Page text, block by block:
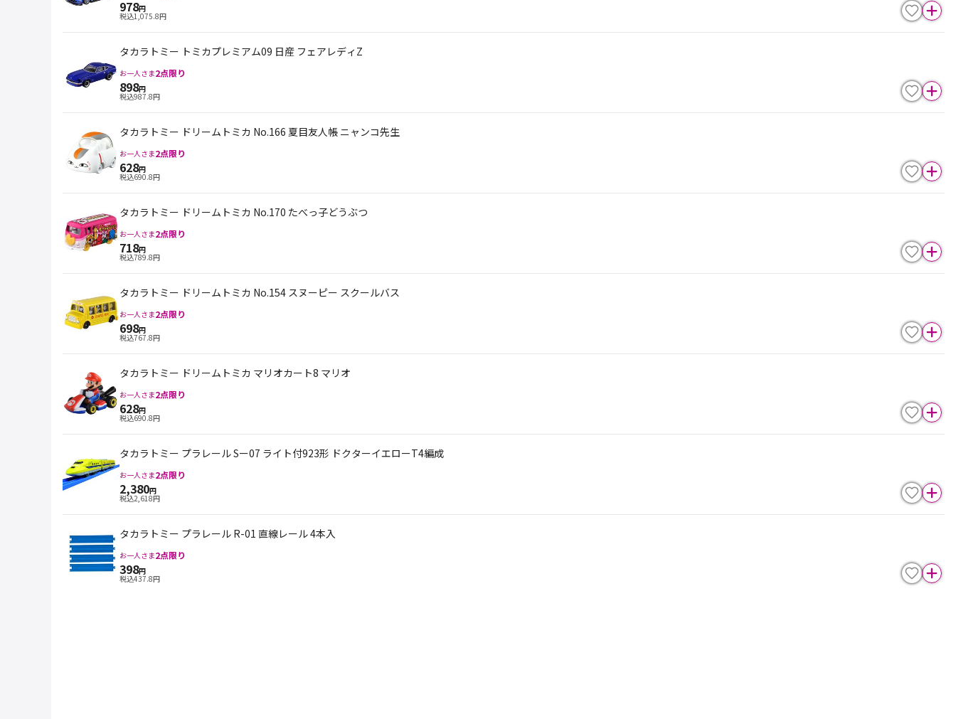
978円
税込1,075.8円
タカラトミー トミカプレミアム09 日産 フェアレディZ
お一人さま2点限り
898円
税込987.8円
タカラトミー ドリームトミカ No.166 夏目友人帳 ニャンコ先生
お一人さま2点限り
628円
税込690.8円
タカラトミー ドリームトミカ No.170 たべっ子どうぶつ
お一人さま2点限り
718円
税込789.8円
タカラトミー ドリームトミカ No.154 スヌーピー スクールバス
お一人さま2点限り
698円
税込767.8円
タカラトミー ドリームトミカ マリオカート8 マリオ
お一人さま2点限り
628円
税込690.8円
タカラトミー プラレール Sー07 ライト付923形 ドクターイエローT4編成
お一人さま2点限り
2,380円
税込2,618円
タカラトミー プラレール R-01 直線レール 4本入
お一人さま2点限り
398円
税込437.8円